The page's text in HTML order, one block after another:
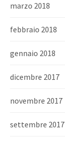
marzo 2018
febbraio 2018
gennaio 2018
dicembre 2017
novembre 2017
settembre 2017